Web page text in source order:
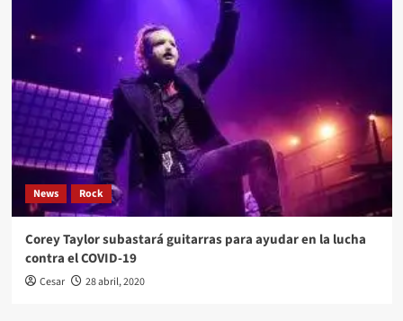
News Rock
Corey Taylor subastará guitarras para ayudar en la lucha
contra el COVID-19
Cesar 28 abril, 2020